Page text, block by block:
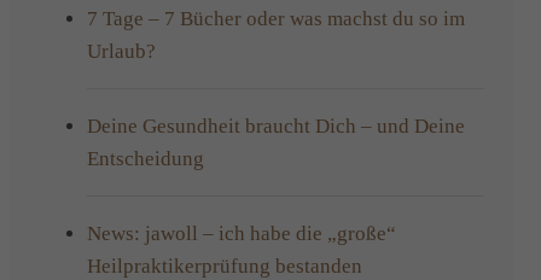
7 Tage – 7 Bücher oder was machst du so im
Urlaub?
Deine Gesundheit braucht Dich – und Deine
Entscheidung
News: jawoll – ich habe die „große“
Heilpraktikerprüfung bestanden